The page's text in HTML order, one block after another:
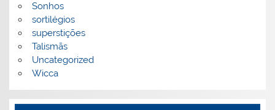
Sonhos
sortilégios
superstições
Talismãs
Uncategorized
Wicca